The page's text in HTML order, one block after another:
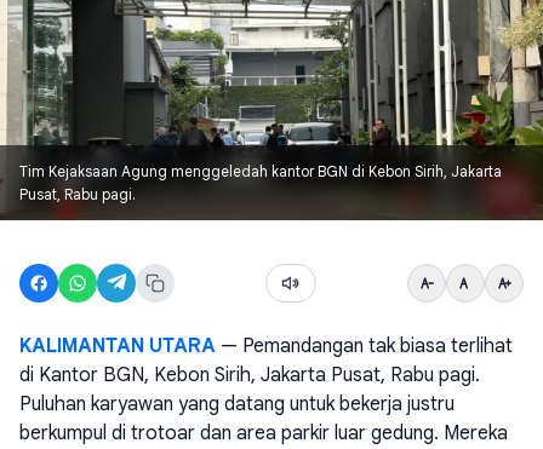
Tim Kejaksaan Agung menggeledah kantor BGN di Kebon Sirih, Jakarta
Pusat, Rabu pagi.
KALIMANTAN UTARA — Pemandangan tak biasa terlihat
di Kantor BGN, Kebon Sirih, Jakarta Pusat, Rabu pagi.
Puluhan karyawan yang datang untuk bekerja justru
berkumpul di trotoar dan area parkir luar gedung. Mereka